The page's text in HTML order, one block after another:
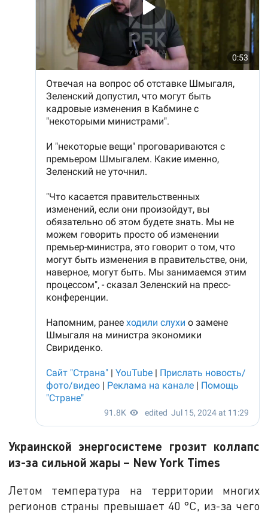
Украинской энергосистеме грозит коллапс
из-за сильной жары – New York Times
Летом температура на территории многих
регионов страны превышает 40 °C, из-за чего